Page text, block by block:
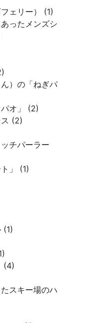
ェリー） (1)
ったメンズシ
）の「ねぎパ
オ」 (2)
(2)
チパーラー
」 (1)
(1)
(4)
スキー場のハ